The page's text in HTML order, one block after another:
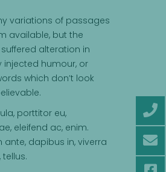
variations of passages
available, but the
alteration in
injected humour, or
which don’t look
porttitor eu,
eleifend ac, enim.
ante, dapibus in, viverra